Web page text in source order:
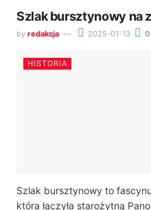
Szlak bursztynowy na
by redakcja 2025-01-13 0
HISTORIA
Szlak bursztynowy to
która łączyła starożytną